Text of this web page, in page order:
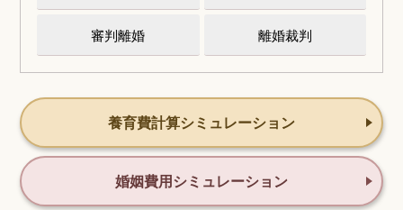
審判離婚 離婚裁判
養育費計算シミュレーション
婚姻費用シミュレーション